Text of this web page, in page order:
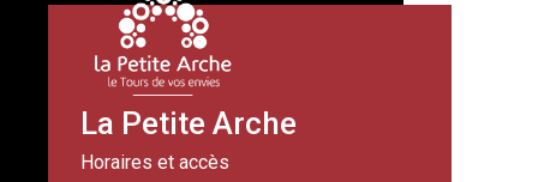
La Petite Arche
Horaires et accès